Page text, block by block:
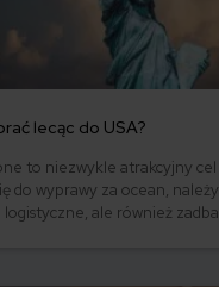
lecąc do USA?
to niezwykle atrakcyjny cel
do wyprawy za ocean,
ale również